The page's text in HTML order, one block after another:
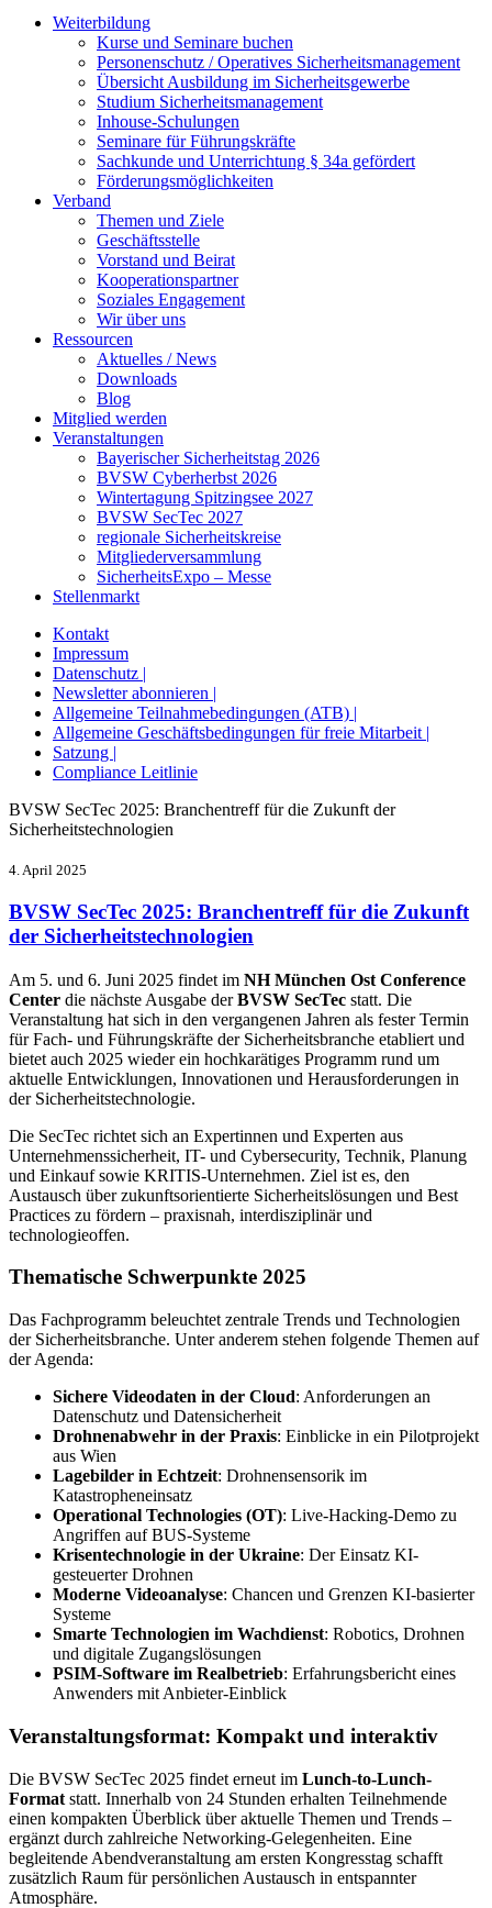
Weiterbildung
Kurse und Seminare buchen
Personenschutz / Operatives Sicherheitsmanagement
Übersicht Ausbildung im Sicherheitsgewerbe
Studium Sicherheitsmanagement
Inhouse-Schulungen
Seminare für Führungskräfte
Sachkunde und Unterrichtung § 34a gefördert
Förderungsmöglichkeiten
Verband
Themen und Ziele
Geschäftsstelle
Vorstand und Beirat
Kooperationspartner
Soziales Engagement
Wir über uns
Ressourcen
Aktuelles / News
Downloads
Blog
Mitglied werden
Veranstaltungen
Bayerischer Sicherheitstag 2026
BVSW Cyberherbst 2026
Wintertagung Spitzingsee 2027
BVSW SecTec 2027
regionale Sicherheitskreise
Mitgliederversammlung
SicherheitsExpo – Messe
Stellenmarkt
Kontakt
Impressum
Datenschutz |
Newsletter abonnieren |
Allgemeine Teilnahmebedingungen (ATB) |
Allgemeine Geschäftsbedingungen für freie Mitarbeit |
Satzung |
Compliance Leitlinie
BVSW SecTec 2025: Branchentreff für die Zukunft der
Sicherheitstechnologien
4. April 2025
BVSW SecTec 2025: Branchentreff für die Zukunft
der Sicherheitstechnologien
Am 5. und 6. Juni 2025 findet im NH München Ost Conference
Center die nächste Ausgabe derBVSW SecTec statt. Die
Veranstaltung hat sich in den vergangenen Jahren als fester Termin
für Fach- und Führungskräfte der Sicherheitsbranche etabliert und
bietet auch 2025 wieder ein hochkarätiges Programm rund um
aktuelle Entwicklungen, Innovationen und Herausforderungen in
der Sicherheitstechnologie.
Die SecTec richtet sich an Expertinnen und Experten aus
Unternehmenssicherheit, IT- und Cybersecurity, Technik, Planung
und Einkauf sowie KRITIS-Unternehmen. Ziel ist es, den
Austausch über zukunftsorientierte Sicherheitslösungen und Best
Practices zu fördern – praxisnah, interdisziplinär und
technologieoffen.
Thematische Schwerpunkte 2025
Das Fachprogramm beleuchtet zentrale Trends und Technologien
der Sicherheitsbranche. Unter anderem stehen folgende Themen auf
der Agenda:
Sichere Videodaten in der Cloud: Anforderungen an
Datenschutz und Datensicherheit
Drohnenabwehr in der Praxis: Einblicke in ein Pilotprojekt
aus Wien
Lagebilder in Echtzeit: Drohnensensorik im
Katastropheneinsatz
Operational Technologies (OT): Live-Hacking-Demo zu
Angriffen auf BUS-Systeme
Krisentechnologie in der Ukraine: Der Einsatz KI-
gesteuerter Drohnen
Moderne Videoanalyse: Chancen und Grenzen KI-basierter
Systeme
Smarte Technologien im Wachdienst: Robotics, Drohnen
und digitale Zugangslösungen
PSIM-Software im Realbetrieb: Erfahrungsbericht eines
Anwenders mit Anbieter-Einblick
Veranstaltungsformat: Kompakt und interaktiv
Die BVSW SecTec 2025 findet erneut im Lunch-to-Lunch-
Format statt. Innerhalb von 24 Stunden erhalten Teilnehmende
einen kompakten Überblick über aktuelle Themen und Trends –
ergänzt durch zahlreiche Networking-Gelegenheiten. Eine
begleitende Abendveranstaltung am ersten Kongresstag schafft
zusätzlich Raum für persönlichen Austausch in entspannter
Atmosphäre.